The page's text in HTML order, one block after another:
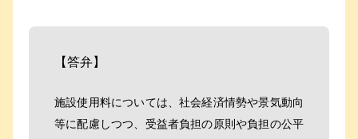
【答弁】
施設使用料については、社会経済情勢や景気動向
等に配慮しつつ、受益者負担の原則や負担の公平